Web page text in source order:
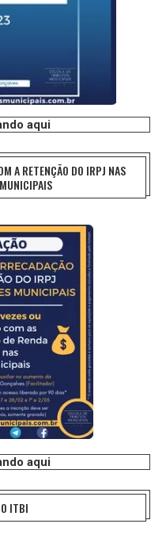
aqui
A RETENÇÃO DO IRPJ NAS
aqui
ITBI